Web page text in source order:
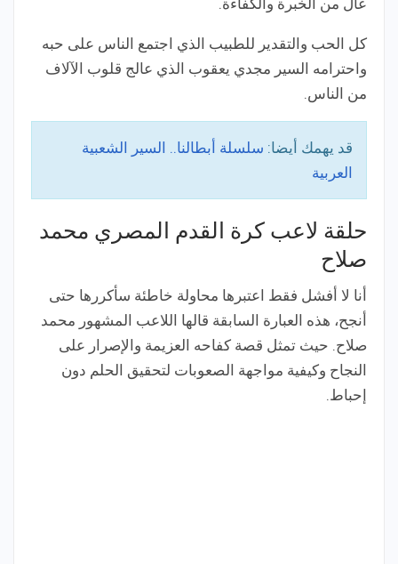
كل الحب والتقدير للطبيب الذي اجتمع الناس على حبه
واحترامه السير مجدي يعقوب الذي عالج قلوب الآلاف
من الناس.
قد يهمك أيضا: سلسلة أبطالنا.. السير الشعبية
العربية
حلقة لاعب كرة القدم المصري محمد
صلاح
أنا لا أفشل فقط اعتبرها محاولة خاطئة سأكررها حتى
أنجح، هذه العبارة السابقة قالها اللاعب المشهور محمد
صلاح. حيث تمثل قصة كفاحه العزيمة والإصرار على
النجاح وكيفية مواجهة الصعوبات لتحقيق الحلم دون
إحباط.